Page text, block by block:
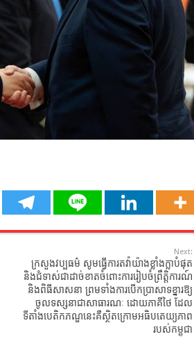
Next:
ក្រសួងវប្បធម៌ សូមធ្វើការតវ៉ាយ៉ាងខ្លាំងក្លាបំផុត
និងជំទាស់ជាដាច់ខាតចំពោះការរៀបចំព្រឹត្តិការណ៍
និងពិធីសាសនា ព្រមទាំងការបើកប្រាសាទខ្នារឱ្យ
ចូលទស្សនាជាសាធារណៈ ដោយភាគីថៃ ដែល
ទីតាំងបេតិកភណ្ឌនេះគឺស្ថិតក្រោមអធិបតេយ្យភាព
របស់កម្ពុជា